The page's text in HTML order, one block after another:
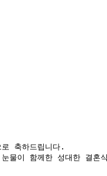
축하드립니다.
물이 함께한 성대한 결혼